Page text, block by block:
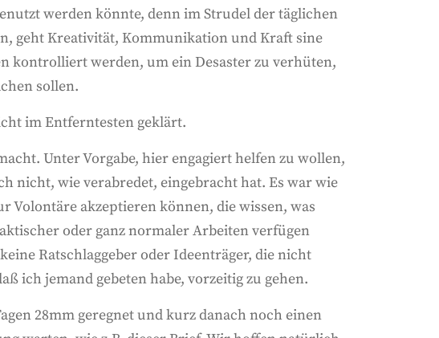
werden könnte, denn im Strudel der täglichen
geht Kreativität, Kommunikation und Kraft sine
kontrolliert werden, um ein Desaster zu verhüten,
sollen.
im Entferntesten geklärt.
Unter Vorgabe, hier engagiert helfen zu wollen,
nicht, wie verabredet, eingebracht hat. Es war wie
Volontäre akzeptieren können, die wissen, was
oder ganz normaler Arbeiten verfügen
Ratschlaggeber oder Ideenträger, die nicht
ich jemand gebeten habe, vorzeitig zu gehen.
28mm geregnet und kurz danach noch einen